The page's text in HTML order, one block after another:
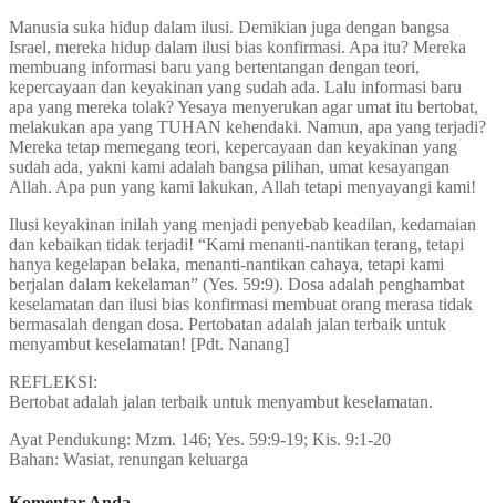
Manusia suka hidup dalam ilusi. Demikian juga dengan bangsa
Israel, mereka hidup dalam ilusi bias konfirmasi. Apa itu? Mereka
membuang informasi baru yang bertentangan dengan teori,
kepercayaan dan keyakinan yang sudah ada. Lalu informasi baru
apa yang mereka tolak? Yesaya menyerukan agar umat itu bertobat,
melakukan apa yang TUHAN kehendaki. Namun, apa yang terjadi?
Mereka tetap memegang teori, kepercayaan dan keyakinan yang
sudah ada, yakni kami adalah bangsa pilihan, umat kesayangan
Allah. Apa pun yang kami lakukan, Allah tetapi menyayangi kami!
Ilusi keyakinan inilah yang menjadi penyebab keadilan, kedamaian
dan kebaikan tidak terjadi! “Kami menanti-nantikan terang, tetapi
hanya kegelapan belaka, menanti-nantikan cahaya, tetapi kami
berjalan dalam kekelaman” (Yes. 59:9). Dosa adalah penghambat
keselamatan dan ilusi bias konfirmasi membuat orang merasa tidak
bermasalah dengan dosa. Pertobatan adalah jalan terbaik untuk
menyambut keselamatan! [Pdt. Nanang]
REFLEKSI:
Bertobat adalah jalan terbaik untuk menyambut keselamatan.
Ayat Pendukung: Mzm. 146; Yes. 59:9-19; Kis. 9:1-20
Bahan: Wasiat, renungan keluarga